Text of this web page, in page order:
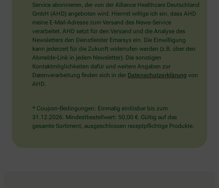
Dann
wählen
Sie
bitte
das
Auto.
Service abonnieren, der von der Alliance Healthcare Deutschland
GmbH (AHD) angeboten wird. Hiermit willige ich ein, dass AHD
meine E-Mail-Adresse zum Versand des News-Service
verarbeitet. AHD setzt für den Versand und die Analyse des
Newsletters den Dienstleister Emarsys ein. Die Einwilligung
kann jederzeit für die Zukunft widerrufen werden (z.B. über den
Abmelde-Link in jedem Newsletter). Die sonstigen
Kontaktmöglichkeiten dafür und weitere Angaben zur
Datenverarbeitung finden sich in der Datenschutzerklärung von
AHD.
* Coupon-Bedingungen: Einmalig einlösbar bis zum
31.12.2026. Mindestbestellwert: 50,00 €. Gültig auf das
gesamte Sortiment, ausgeschlossen rezeptpflichtige Produkte.